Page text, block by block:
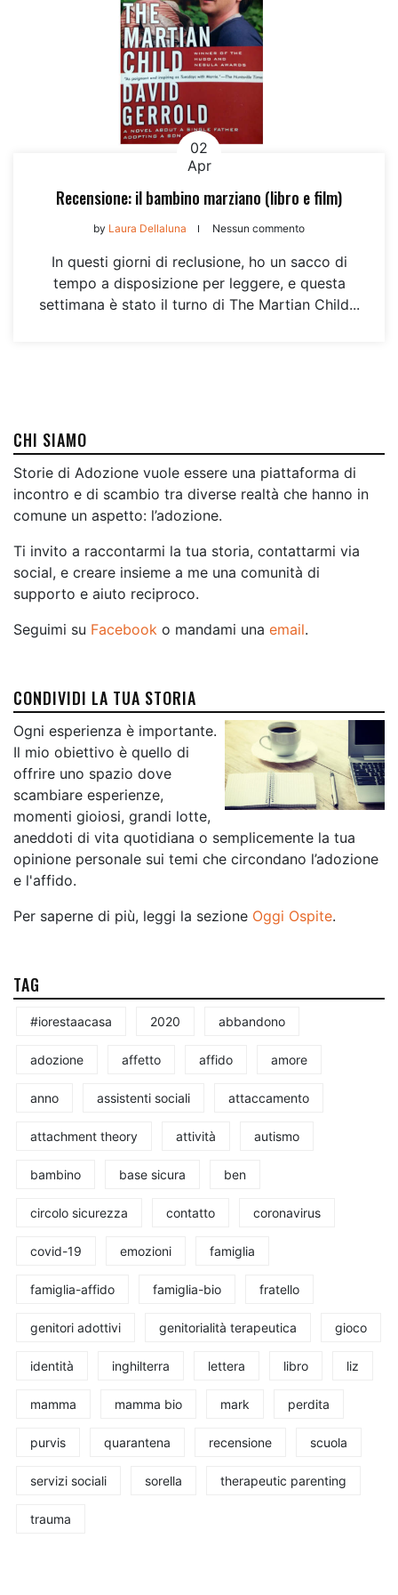
02
Apr
Recensione: il bambino marziano (libro e film)
by Laura Dellaluna Nessun commento
In questi giorni di reclusione, ho un sacco di
tempo a disposizione per leggere, e questa
settimana è stato il turno di The Martian Child...
CHI SIAMO
Storie di Adozione vuole essere una piattaforma di
incontro e di scambio tra diverse realtà che hanno in
comune un aspetto: l’adozione.
Ti invito a raccontarmi la tua storia, contattarmi via
social, e creare insieme a me una comunità di
supporto e aiuto reciproco.
Seguimi su Facebook o mandami una email.
CONDIVIDI LA TUA STORIA
Ogni esperienza è importante.
Il mio obiettivo è quello di
offrire uno spazio dove
scambiare esperienze,
momenti gioiosi, grandi lotte,
aneddoti di vita quotidiana o semplicemente la tua
opinione personale sui temi che circondano l’adozione
e l'affido.
Per saperne di più, leggi la sezione Oggi Ospite.
TAG
#iorestaacasa 2020 abbandono
adozione affetto affido amore
anno assistenti sociali attaccamento
attachment theory attività autismo
bambino base sicura ben
circolo sicurezza contatto coronavirus
covid-19 emozioni famiglia
famiglia-affido famiglia-bio fratello
genitori adottivi genitorialità terapeutica gioco
identità inghilterra lettera libro liz
mamma mamma bio mark perdita
purvis quarantena recensione scuola
servizi sociali sorella therapeutic parenting
trauma